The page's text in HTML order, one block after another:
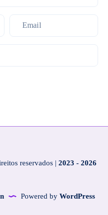
reservados | 2023 - 2026
Powered by WordPress